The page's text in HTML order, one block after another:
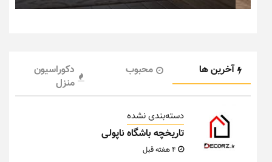
آخرین ها محبوب
دکوراسیون
منزل
دسته‌بندی نشده
تاریخچه باشگاه ناپولی